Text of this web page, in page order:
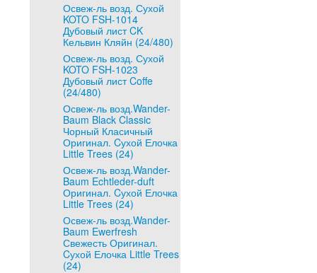
Освеж-ль возд. Сухой
KOTO FSH-1014
Дубовый лист CK
Кельвин Кляйн (24/480)
Освеж-ль возд. Сухой
KOTO FSH-1023
Дубовый лист Coffe
(24/480)
Освеж-ль возд.Wander-
Baum Black Classic
Чорный Класичный
Оригинал. Cухой Елочка
Little Trees (24)
Освеж-ль возд.Wander-
Baum Echtleder-duft
Оригинал. Cухой Елочка
Little Trees (24)
Освеж-ль возд.Wander-
Baum Ewerfresh
Свежесть Оригинал.
Cухой Елочка Little Trees
(24)